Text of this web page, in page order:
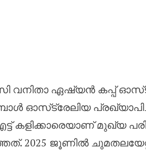
ഏഷ്യൻ
വനിതാ ഏഷ്യൻ കപ്പ്
ഓസ്‌ട്രേലിയ
കളിക്കാരെയാണ് മുഖ്യ
2025 ജൂണിൽ